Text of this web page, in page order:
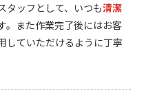
タッフとして、いつも清潔
。また作業完了後にはお客
していただけるように丁寧